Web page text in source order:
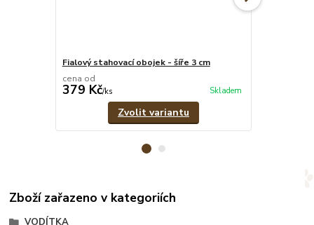
Fialový stahovací obojek - šíře 3 cm
cena od
379 Kč/ks Skladem
Zvolit variantu
Zboží zařazeno v kategoriích
VODÍTKA